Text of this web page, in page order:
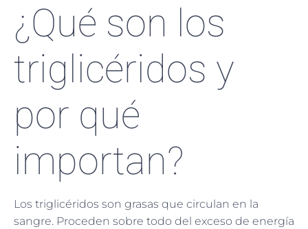
¿Qué son los
triglicéridos y
por qué
importan?
Los triglicéridos son grasas que circulan en la
sangre. Proceden sobre todo del exceso de energía